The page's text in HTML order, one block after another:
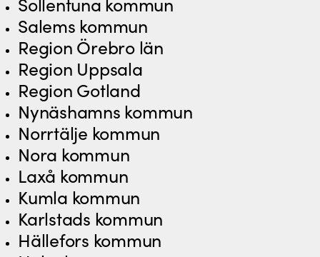
Sollentuna kommun
Salems kommun
Region Örebro län
Region Uppsala
Region Gotland
Nynäshamns kommun
Norrtälje kommun
Nora kommun
Laxå kommun
Kumla kommun
Karlstads kommun
Hällefors kommun